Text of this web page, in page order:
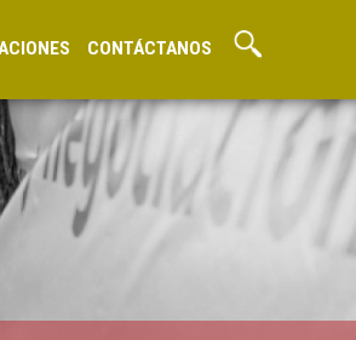
CONTÁCTANOS